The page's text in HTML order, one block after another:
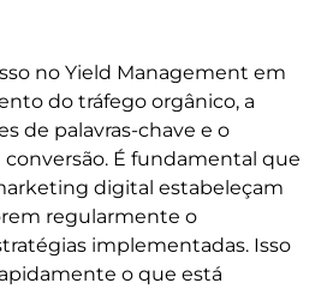
no Yield Management em
do tráfego orgânico, a
de palavras-chave e o
É fundamental que
digital estabeleçam
regularmente o
implementadas. Isso
o que está